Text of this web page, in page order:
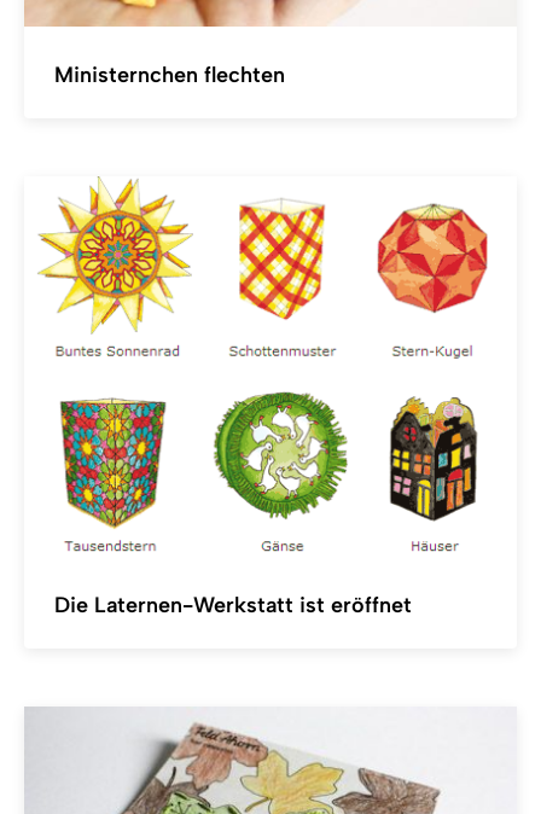
Ministernchen flechten
Die Laternen-Werkstatt ist eröffnet